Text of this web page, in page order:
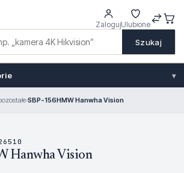
Szukaj
ZalogujUlubione
▾
›SBP-156HMW Hanwha Vision
Hanwha Vision